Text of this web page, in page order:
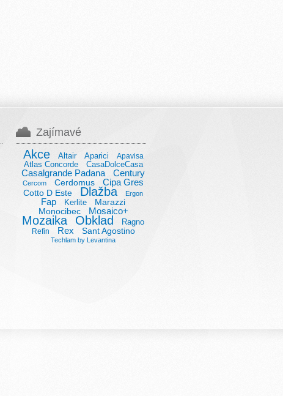
Zajímavé
Akce Altair Aparici Apavisa
Atlas Concorde CasaDolceCasa
Casalgrande Padana Century
Cercom Cerdomus Cipa Gres
Cotto D Este Dlažba Ergon
Fap Kerlite
Marazzi
Monocibec
Mosaico+
Mozaika Obklad Ragno
Refin Rex Sant Agostino
Techlam by Levantina